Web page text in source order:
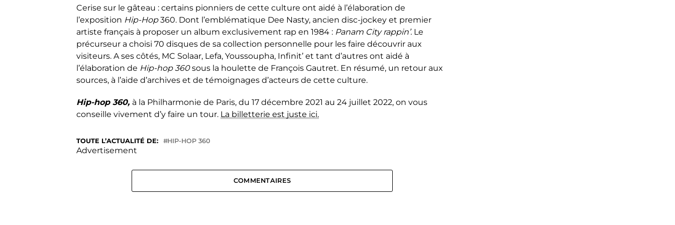
Cerise sur le gâteau : certains pionniers de cette culture ont aidé à l’élaboration de
l’exposition Hip-Hop360. Dont l’emblématique Dee Nasty, ancien disc-jockey et premier
artiste français à proposer un album exclusivement rap en 1984 : Panam City rappin’. Le
précurseur a choisi 70 disques de sa collection personnelle pour les faire découvrir aux
visiteurs. A ses côtés, MC Solaar, Lefa, Youssoupha, Infinit’ et tant d’autres ont aidé à
l’élaboration de Hip-hop 360sous la houlette de François Gautret. En résumé, un retour aux
sources, à l’aide d’archives et de témoignages d’acteurs de cette culture.
Hip-hop 360, à la Philharmonie de Paris, du 17 décembre 2021 au 24 juillet 2022, on vous
conseille vivement d’y faire un tour. La billetterie est juste ici.
TOUTE L’ACTUALITÉ DE: HIP-HOP 360
Advertisement
COMMENTAIRES